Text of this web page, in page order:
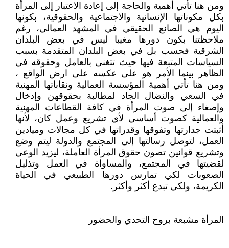
ومن هنا تأتي أهمية والحاجة إلى إعادة الاعتبار إلى المرأة
بكل مكوناتها الإنسانية والاجتماعية والحقوقية، بكونها
اليوم هي الصانع الحقيقي في المشهد العمالي، رغم
ملاحظتنا بكون دورها مغيبا ليس في بعض البلدان
الشرقية فحسب بل في بعض البلدان المتقدمة بسبب
السياسات المتبعة فيها حيث تتغنى بالعامل وحقوقه في
الظاهر بينما الأمر هو على عكسه على ارض الواقع ،
ومن هنا تأتي أهمية المؤسسة العمالية ونقاباتها المهنية
في السعي والنضال الجاد لمطالبة بحقوقهن وإدخال
وإصغاء إلى صوت المرأة في كافة القطاعات المهنية
والعمالية كصوت أساسي لأي تشريع وعمل كان، لأنها
أثبتت جدارتها وتفوقها وقدراتها في كل مجالات وميادين
العمل، لتوصل رسالتها إلى المجتمع والدولة ليتم وضع
وتشريع قوانين تصون حقوق المرأة العاملة، ليزيد الوعي
لقضيتها في المجتمع، والمساواة في العمل وتذليل
الصعوبات لكي تمارس دورها الطبيعي في الحياة
الكريمة، ولكي تبدع أكثر وأكثر.
المرأة مشبعة بروح التحدي والحضور